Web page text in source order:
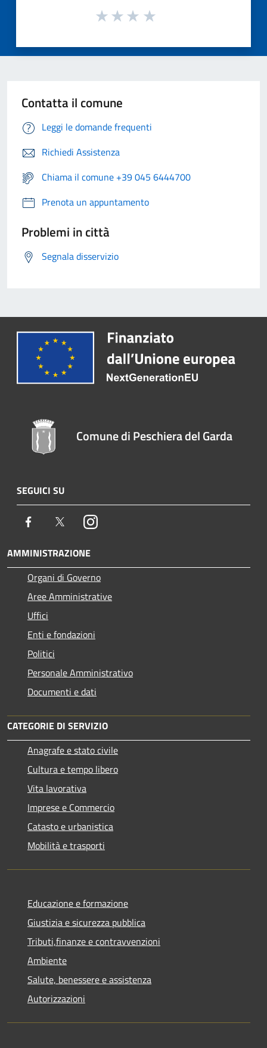
Contatta il comune
Leggi le domande frequenti
Richiedi Assistenza
Chiama il comune +39 045 6444700
Prenota un appuntamento
Problemi in città
Segnala disservizio
Comune di Peschiera del Garda
SEGUICI SU
Facebook TwitterInstagram
AMMINISTRAZIONE
Organi di Governo
Aree Amministrative
Uffici
Enti e fondazioni
Politici
Personale Amministrativo
Documenti e dati
CATEGORIE DI SERVIZIO
Anagrafe e stato civile
Cultura e tempo libero
Vita lavorativa
Imprese e Commercio
Catasto e urbanistica
Mobilità e trasporti
Educazione e formazione
Giustizia e sicurezza pubblica
Tributi,finanze e contravvenzioni
Ambiente
Salute, benessere e assistenza
Autorizzazioni